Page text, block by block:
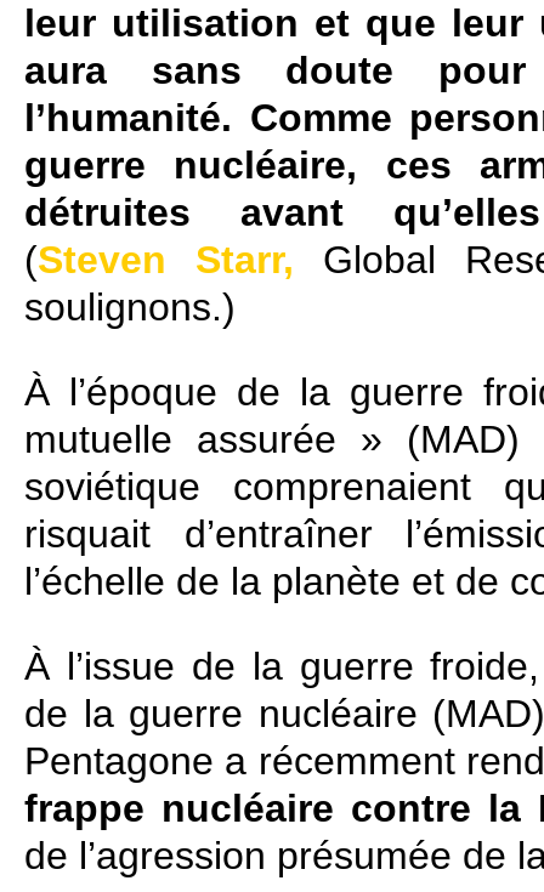
leur utilisation et que leur
aura sans doute pour
l’humanité. Comme
guerre nucléaire, ces
détruites avant
(Steven Starr, Global
soulignons.)
À l’époque de la guerre
mutuelle assurée » (MAD)
soviétique comprenaient
risquait d’entraîner
l’échelle de la planète et de
À l’issue de la guerre
de la guerre nucléaire
Pentagone a récemment
frappe nucléaire contre la
de l’agression présumée de